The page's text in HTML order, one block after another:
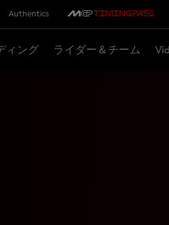
Authentics
ィング ライダー＆チーム